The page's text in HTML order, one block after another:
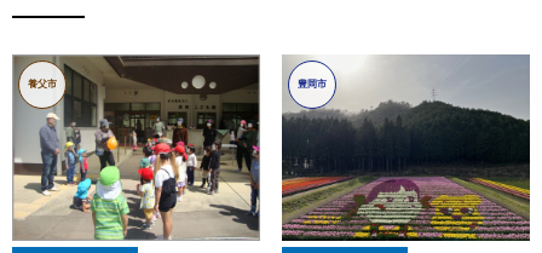
養父市 豊岡市